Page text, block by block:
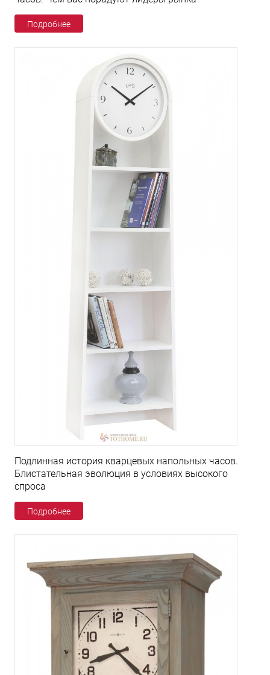
Подробнее
Подлинная история кварцевых напольных часов.
Блистательная эволюция в условиях высокого
спроса
Подробнее